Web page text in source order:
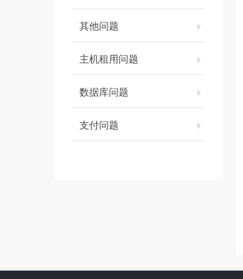
其他问题
主机租用问题
数据库问题
支付问题